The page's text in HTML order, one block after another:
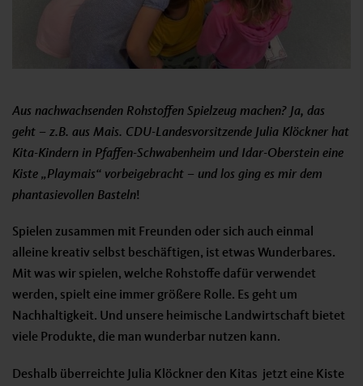
Aus nachwachsenden Rohstoffen Spielzeug machen? Ja, das
geht – z.B. aus Mais. CDU-Landesvorsitzende Julia Klöckner hat
Kita-Kindern in Pfaffen-Schwabenheim und Idar-Oberstein eine
Kiste „Playmais“ vorbeigebracht – und los ging es mir dem
phantasievollen Basteln!
Spielen zusammen mit Freunden oder sich auch einmal
alleine kreativ selbst beschäftigen, ist etwas Wunderbares.
Mit was wir spielen, welche Rohstoffe dafür verwendet
werden, spielt eine immer größere Rolle. Es geht um
Nachhaltigkeit. Und unsere heimische Landwirtschaft bietet
viele Produkte, die man wunderbar nutzen kann.
Deshalb überreichte Julia Klöckner den Kitas jetzt eine Kiste